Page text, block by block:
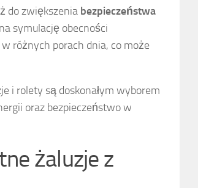
do zwiększenia bezpieczeństwa
symulację obecności
różnych porach dnia, co może
i rolety są doskonałym wyborem
oraz bezpieczeństwo w
żaluzje z